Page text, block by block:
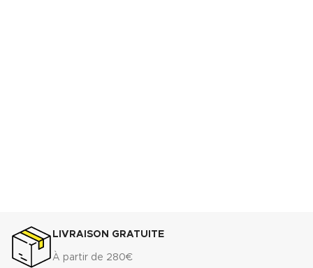
LIVRAISON GRATUITE
À partir de 280€